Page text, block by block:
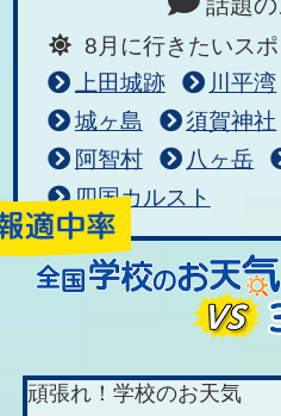
8月に行きたいスポ
上田城跡
川平湾
城ヶ島
須賀神社
阿智村
八ヶ岳
四国カルスト
頑張れ！学校のお天気